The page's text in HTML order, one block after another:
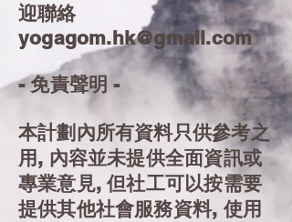
迎聯絡
yogagom.hk@gmail.com
- 免責聲明 -
本計劃內所有資料只供參考之
用, 內容並未提供全面資訊或
專業意見, 但社工可以按需要
提供其他社會服務資料, 使用